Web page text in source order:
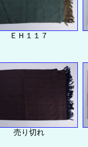
ＥＨ１１７
売り切れ